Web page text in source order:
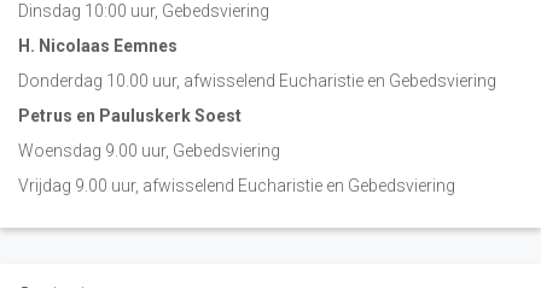
Dinsdag 10:00 uur, Gebedsviering
H. Nicolaas Eemnes
Donderdag 10.00 uur, afwisselend Eucharistie en Gebedsviering
Petrus en Pauluskerk Soest
Woensdag 9.00 uur, Gebedsviering
Vrijdag 9.00 uur, afwisselend Eucharistie en Gebedsviering